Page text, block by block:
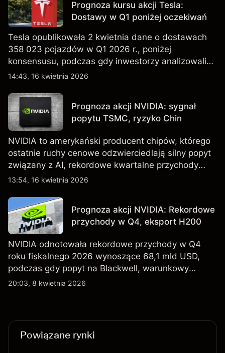
Prognoza kursu akcji Tesla:
Dostawy w Q1 poniżej oczekiwań
Tesla opublikowała 2 kwietnia dane o dostawach
358 023 pojazdów w Q1 2026 r., poniżej
konsensusu, podczas gdy inwestorzy analizowali
również wzrost zapasów i plany dotyczące
osiągnięte w przeszłości nie są wiarygodnym
wskaźnikiem przyszłych rezultatów.
14:43, 16 kwietnia 2026
Prognoza akcji NVIDIA: sygnał
popytu TSMC, ryzyko Chin
NVIDIA to amerykański producent chipów, którego
ostatnie ruchy cenowe odzwierciedlają silny popyt
związany z AI, rekordowe kwartalne przychody
oraz utrzymującą się niepewność wokół kontroli
zewnętrznych analityków.
13:54, 16 kwietnia 2026
Prognoza akcji NVIDIA: Rekordowe
przychody w Q4, eksport H200
NVIDIA odnotowała rekordowe przychody w Q4
roku fiskalnego 2026 wynoszące 68,1 mld USD,
podczas gdy popyt na Blackwell, warunkowy
eksport H200 do Chin oraz osłabienie szerszego
20:03, 8 kwietnia 2026
Powiązane rynki